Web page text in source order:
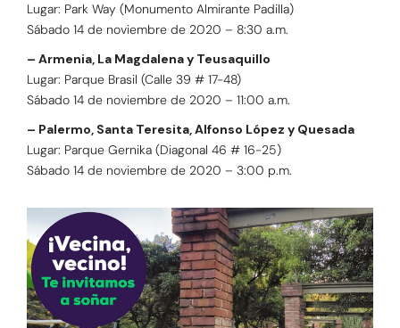
Lugar: Park Way (Monumento Almirante Padilla)
Sábado 14 de noviembre de 2020 – 8:30 a.m.
– Armenia, La Magdalena y Teusaquillo
Lugar: Parque Brasil (Calle 39 # 17-48)
Sábado 14 de noviembre de 2020 – 11:00 a.m.
– Palermo, Santa Teresita, Alfonso López y Quesada
Lugar: Parque Gernika (Diagonal 46 # 16-25)
Sábado 14 de noviembre de 2020 – 3:00 p.m.